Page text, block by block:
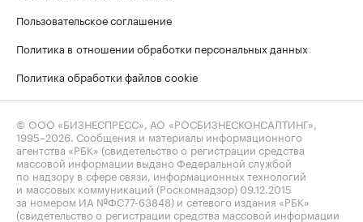
Пользовательское соглашение
Политика в отношении обработки персональных данных
Политика обработки файлов cookie
© ООО «БИЗНЕСПРЕСС», АО «РОСБИЗНЕСКОНСАЛТИНГ»,
1995–2026 . Сообщения и материалы информационного
агентства «РБК» (свидетельство о регистрации средства
массовой информации выдано Федеральной службой
по надзору в сфере связи, информационных технологий
и массовых коммуникаций (Роскомнадзор) 09.12.2015
за номером ИА №ФС77-63848) и сетевого издания «РБК»
(свидетельство о регистрации средства массовой информации